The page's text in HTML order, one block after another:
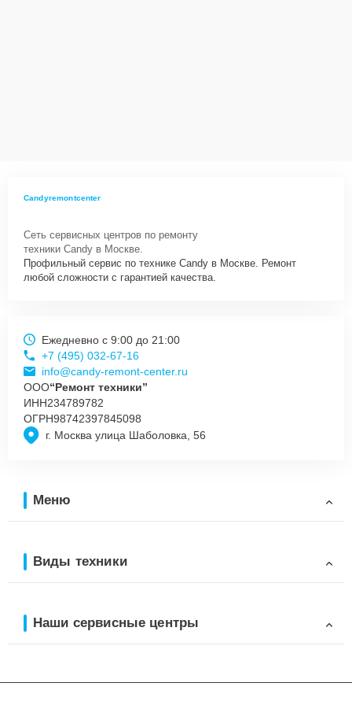
Candyremontcenter
Сеть сервисных центров по ремонту
техники Candy в Москве.
Профильный сервис по технике Candy в Москве. Ремонт
любой сложности с гарантией качества.
г. Москва улица Шаболовка, 56
Ежедневно с 9:00 до 21:00
+7 (495) 032-67-16
info@candy-remont-center.ru
ООО“Ремонт техники”
ИНН234789782
ОГРН98742397845098
Меню
Виды техники
Наши сервисные центры